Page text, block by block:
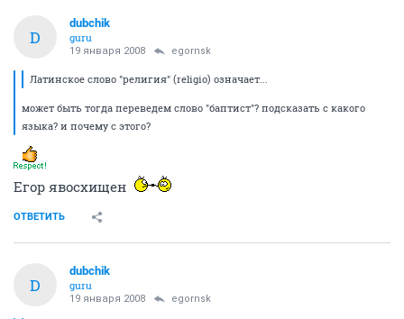
D
dubchik
guru
19 января 2008 egornsk
Латинское слово "религия" (religio) означает...
может быть тогда переведем слово "баптист"? подсказать с какого
языка? и почему с этого?
Егор явосхищен
ОТВЕТИТЬ
D
dubchik
guru
19 января 2008 egornsk